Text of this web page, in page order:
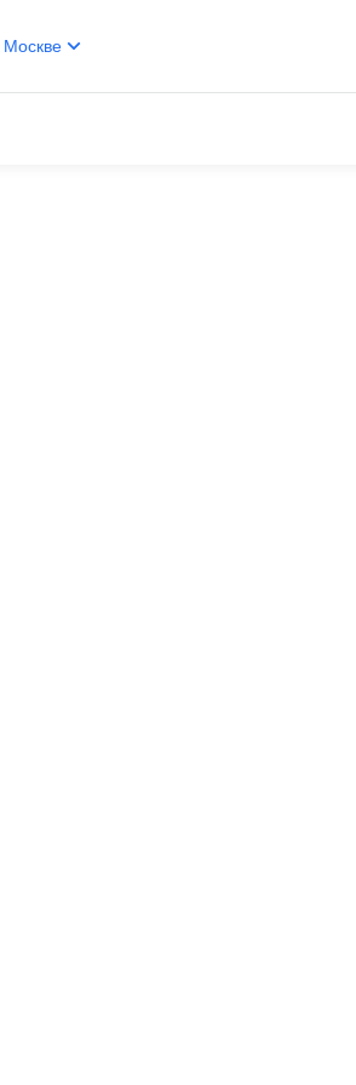
Москве